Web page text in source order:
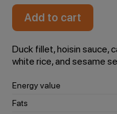
Add to cart
Duck fillet, hoisin sauce,
white rice, and sesame
Energy value
Fats